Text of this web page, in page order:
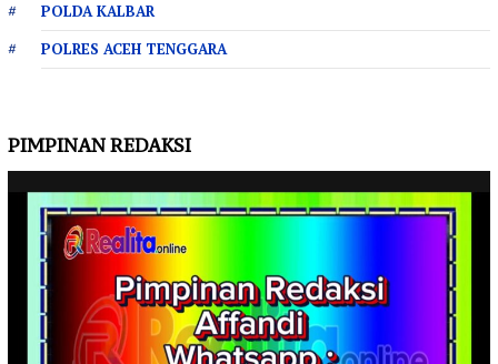
POLDA KALBAR
POLRES ACEH TENGGARA
PIMPINAN REDAKSI